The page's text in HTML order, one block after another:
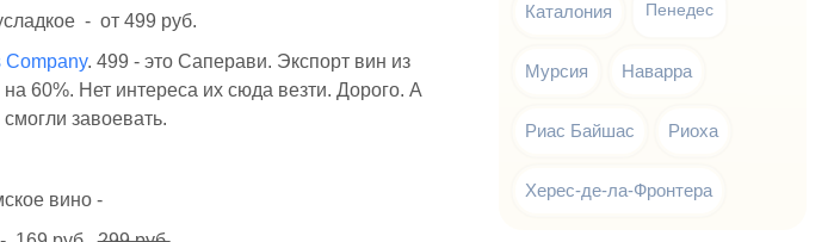
- от 499 руб.
Company. 499 - это Саперави. Экспорт вин из
60%. Нет интереса их сюда везти. Дорого. А
завоевать.
вино -
Каталония Пенедес
Мурсия Наварра
Риас Байшас Риоха
Херес-де-ла-Фронтера